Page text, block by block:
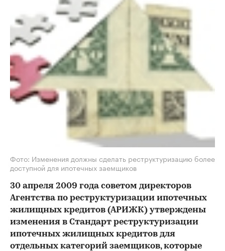
Фото: Изменения должны сделать реструктуризацию более
доступной для ипотечных заемщиков
30 апреля 2009 года советом директоров
Агентства по реструктуризации ипотечных
жилищных кредитов (АРИЖК) утверждены
изменения в Стандарт реструктуризации
ипотечных жилищных кредитов для
отдельных категорий заемщиков, которые